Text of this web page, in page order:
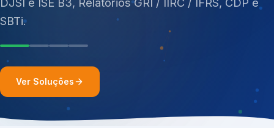
Ver Soluções